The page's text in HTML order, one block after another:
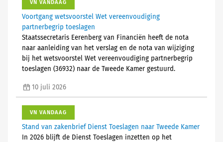
VN VANDAAG
Voortgang wetsvoorstel Wet vereenvoudiging
partnerbegrip toeslagen
Staatssecretaris Eerenberg van Financiën heeft de nota
naar aanleiding van het verslag en de nota van wijziging
bij het wetsvoorstel Wet vereenvoudiging partnerbegrip
toeslagen (36932) naar de Tweede Kamer gestuurd.
10 juli 2026
VN VANDAAG
Stand van zakenbrief Dienst Toeslagen naar Tweede Kamer
In 2026 blijft de Dienst Toeslagen inzetten op het